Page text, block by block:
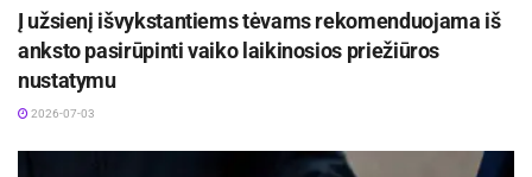
Į užsienį išvykstantiems tėvams rekomenduojama iš
anksto pasirūpinti vaiko laikinosios priežiūros
nustatymu
2026-07-03